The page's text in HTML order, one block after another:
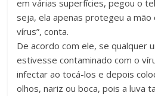
em várias superfícies, pegou o
seja, ela apenas protegeu a mão
vírus”, conta.
De acordo com ele, se qualquer
estivesse contaminado com o
infectar ao tocá-los e depois
olhos, nariz ou boca, pois a luva